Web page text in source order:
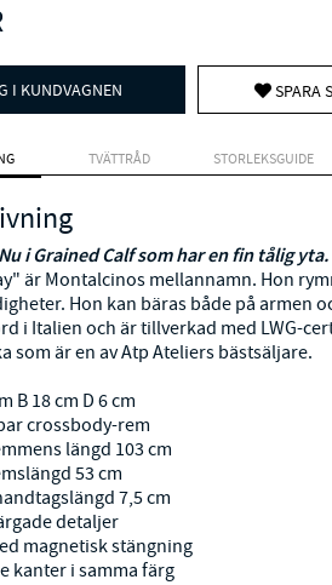
I KUNDVAGNEN SPARA
TVÄTTRÅD STORLEKSGUIDE
iGrained Calf som har en fin tålig yta.
är Montalcinos mellannamn. Hon
Hon kan bäras både på armen
i Italien och är tillverkad med LWG-
som är en av Atp Ateliers bästsäljare.
B 18 cm D 6 cm
crossbody-rem
längd 103 cm
53 cm
7,5 cm
detaljer
magnetisk stängning
kanter i samma färg